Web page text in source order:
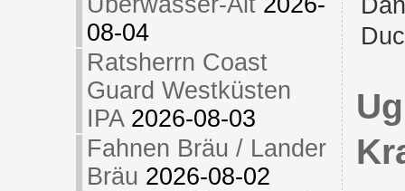
08-04
Ratsherrn Coast
Guard Westküsten
IPA 2026-08-03
Fahnen Bräu / Lander
Bräu 2026-08-02